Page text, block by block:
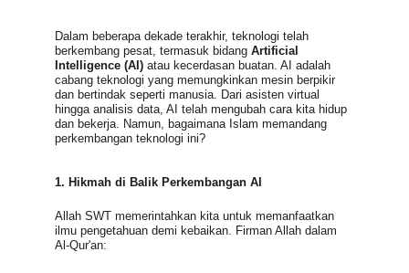
Dalam beberapa dekade terakhir, teknologi telah
berkembang pesat, termasuk bidang Artificial
Intelligence (AI) atau kecerdasan buatan. AI adalah
cabang teknologi yang memungkinkan mesin berpikir
dan bertindak seperti manusia. Dari asisten virtual
hingga analisis data, AI telah mengubah cara kita hidup
dan bekerja. Namun, bagaimana Islam memandang
perkembangan teknologi ini?
1. Hikmah di Balik Perkembangan AI
Allah SWT memerintahkan kita untuk memanfaatkan
ilmu pengetahuan demi kebaikan. Firman Allah dalam
Al-Qur'an: